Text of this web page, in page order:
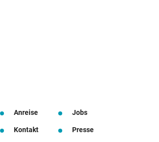
Anreise Jobs
Kontakt Presse